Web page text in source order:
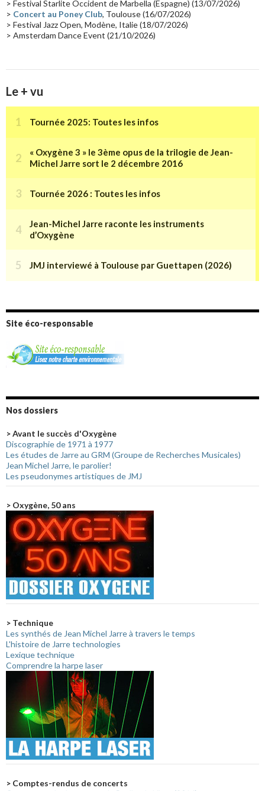
> Festival Starlite Occident de Marbella (Espagne) (13/07/2026)
> Concert au Poney Club, Toulouse (16/07/2026)
> Festival Jazz Open, Modène, Italie (18/07/2026)
> Amsterdam Dance Event (21/10/2026)
Le + vu
Site éco-responsable
Nos dossiers
> Avant le succès d'Oxygène
Discographie de 1971 à 1977
Les études de Jarre au GRM (Groupe de Recherches Musicales)
Jean Michel Jarre, le parolier!
Les pseudonymes artistiques de JMJ
> Oxygène, 50 ans
> Technique
Les synthés de Jean Michel Jarre à travers le temps
L'histoire de Jarre technologies
Lexique technique
Comprendre la harpe laser
> Comptes-rendus de concerts